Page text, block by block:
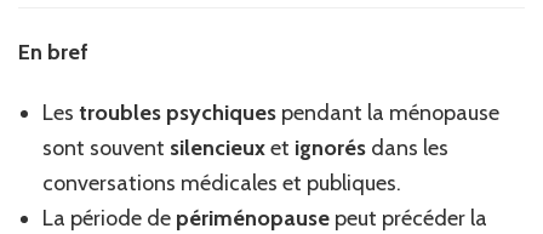
:
les
troubles
psychiques
silencieux
En bref
Les troubles psychiques pendant la ménopause
sont souvent silencieuxet ignorés dans les
conversations médicales et publiques.
La période de périménopause peut précéder la